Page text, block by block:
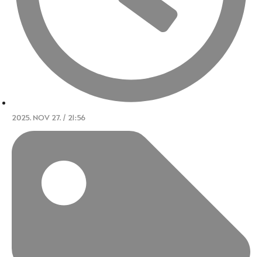
2025. NOV 27. / 21:56